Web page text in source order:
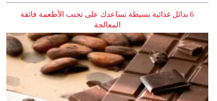
6 بدائل غذائية بسيطة تساعدك على تجنب الأطعمة فائقة
المعالجة